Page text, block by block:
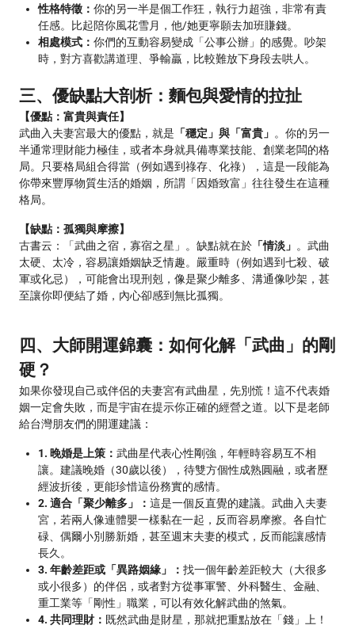
性格特徵： 你的另一半是個工作狂，執行力超強，非常有責
任感。比起陪你風花雪月，他/她更寧願去加班賺錢。
相處模式： 你們的互動容易變成「公事公辦」的感覺。吵架
時，對方喜歡講道理、爭輸贏，比較難放下身段去哄人。
三、優缺點大剖析：麵包與愛情的拉扯
【優點：富貴與責任】
武曲入夫妻宮最大的優點，就是 「穩定」與「富貴」 。你的另一
半通常理財能力極佳，或者本身就具備專業技能、創業老闆的格
局。只要格局組合得當（例如遇到祿存、化祿），這是一段能為
你帶來豐厚物質生活的婚姻，所謂「因婚致富」往往發生在這種
格局。
【缺點：孤獨與摩擦】
古書云：「武曲之宿，寡宿之星」。缺點就在於 「情淡」 。武曲
太硬、太冷，容易讓婚姻缺乏情趣。嚴重時（例如遇到七殺、破
軍或化忌），可能會出現刑剋，像是聚少離多、溝通像吵架，甚
至讓你即便結了婚，內心卻感到無比孤獨。
四、大師開運錦囊：如何化解「武曲」的剛
硬？
如果你發現自己或伴侶的夫妻宮有武曲星，先別慌！這不代表婚
姻一定會失敗，而是宇宙在提示你正確的經營之道。以下是老師
給台灣朋友們的開運建議：
1. 晚婚是上策： 武曲星代表心性剛強，年輕時容易互不相
讓。建議晚婚（30歲以後），待雙方個性成熟圓融，或者歷
經波折後，更能珍惜這份務實的感情。
2. 適合「聚少離多」： 這是一個反直覺的建議。武曲入夫妻
宮，若兩人像連體嬰一樣黏在一起，反而容易摩擦。各自忙
碌、偶爾小別勝新婚，甚至週末夫妻的模式，反而能讓感情
長久。
3. 年齡差距或「異路姻緣」： 找一個年齡差距較大（大很多
或小很多）的伴侶，或者對方從事軍警、外科醫生、金融、
重工業等「剛性」職業，可以有效化解武曲的煞氣。
4. 共同理財： 既然武曲是財星，那就把重點放在「錢」上！